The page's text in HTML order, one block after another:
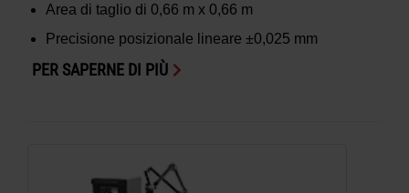
Area di taglio di 0,66 m x 0,66 m
Precisione posizionale lineare ±0,025 mm
PER SAPERNE DI PIÙ